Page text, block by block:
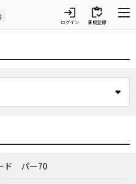
login
ログイン
inventory
新規登録
ド パー70